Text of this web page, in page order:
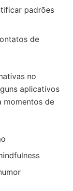
padrões
de
no
aplicativos
momentos de